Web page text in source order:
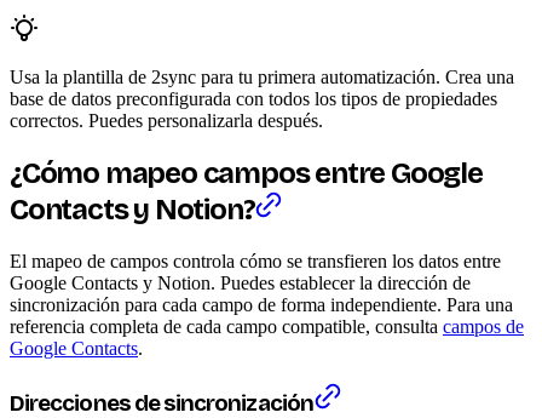
Usa la plantilla de 2sync para tu primera automatización. Crea una
base de datos preconfigurada con todos los tipos de propiedades
correctos. Puedes personalizarla después.
¿Cómo mapeo campos entre Google
Contacts y Notion?
El mapeo de campos controla cómo se transfieren los datos entre
Google Contacts y Notion. Puedes establecer la dirección de
sincronización para cada campo de forma independiente. Para una
referencia completa de cada campo compatible, consulta campos de
Google Contacts.
Direcciones de sincronización